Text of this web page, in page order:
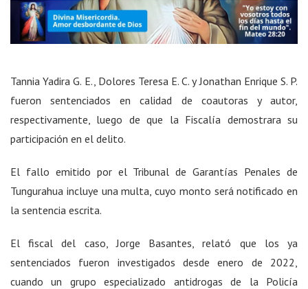
Tannia Yadira G. E., Dolores Teresa E. C. y Jonathan Enrique S. P.
fueron sentenciados en calidad de coautoras y autor,
respectivamente, luego de que la Fiscalía demostrara su
participación en el delito.
El fallo emitido por el Tribunal de Garantías Penales de
Tungurahua incluye una multa, cuyo monto será notificado en
la sentencia escrita.
El fiscal del caso, Jorge Basantes, relató que los ya
sentenciados fueron investigados desde enero de 2022,
cuando un grupo especializado antidrogas de la Policía